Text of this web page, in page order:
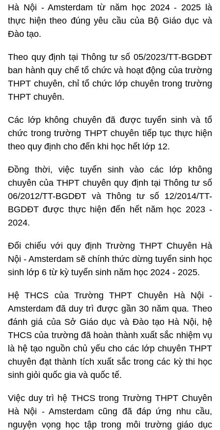
Hà Nội - Amsterdam từ năm học 2024 - 2025 là
thực hiện theo đúng yêu cầu của Bộ Giáo dục và
Đào tạo.
Theo quy định tại Thông tư số 05/2023/TT-BGDĐT
ban hành quy chế tổ chức và hoạt động của trường
THPT chuyên, chỉ tổ chức lớp chuyên trong trường
THPT chuyên.
Các lớp không chuyên đã được tuyển sinh và tổ
chức trong trường THPT chuyên tiếp tục thực hiện
theo quy định cho đến khi học hết lớp 12.
Đồng thời, việc tuyển sinh vào các lớp không
chuyên của THPT chuyên quy định tại Thông tư số
06/2012/TT-BGDĐT và Thông tư số 12/2014/TT-
BGDĐT được thực hiện đến hết năm học 2023 -
2024.
Đối chiếu với quy định Trường THPT Chuyên Hà
Nội - Amsterdam sẽ chính thức dừng tuyển sinh học
sinh lớp 6 từ kỳ tuyển sinh năm học 2024 - 2025.
Hệ THCS của Trường THPT Chuyên Hà Nội -
Amsterdam đã duy trì được gần 30 năm qua. Theo
đánh giá của Sở Giáo dục và Đào tạo Hà Nội, hệ
THCS của trường đã hoàn thành xuất sắc nhiệm vụ
là hệ tạo nguồn chủ yếu cho các lớp chuyên THPT
chuyên đạt thành tích xuất sắc trong các kỳ thi học
sinh giỏi quốc gia và quốc tế.
Việc duy trì hệ THCS trong Trường THPT Chuyên
Hà Nội - Amsterdam cũng đã đáp ứng nhu cầu,
nguyện vọng học tập trong môi trường giáo dục